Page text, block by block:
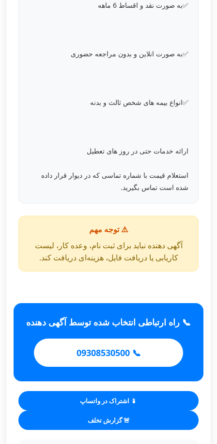
✅به صورت نقد و اقساط 6 ماهه
✅به صورت انلاین و بدون مراجعه حضوری
✅انواع بیمه های شخص ثالث و بدنه
ارائه خدمات حتی در روز های تعطیل
استعلام قیمت با شماره تماسی که در دیوار قرار داده
شده است تماس بگیرید.
⚠️ توجه مهم
آگهی دهنده نباید برای ثبت نام، وعده کار، لیست
کاریابی یا دریافت فایل، هزینه‌ای دریافت کند.
📞 راه ارتباطی انتخاب شده توسط آگهی دهنده
📞 09308530500
📱 اشتراک در واتساپ
🚨 گزارش تخلف